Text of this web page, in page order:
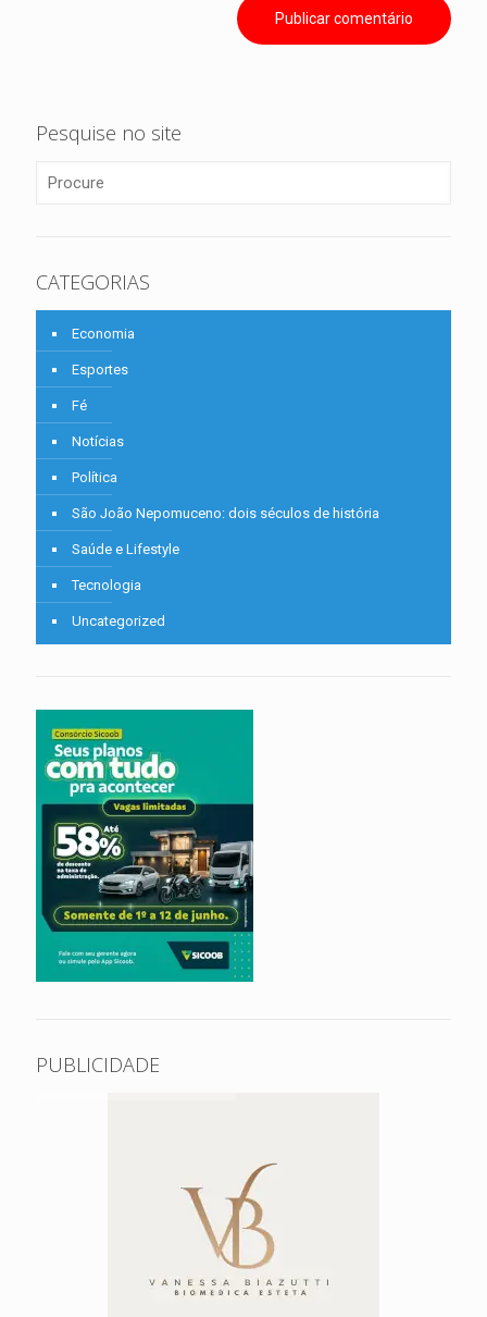
Pesquise no site
CATEGORIAS
Economia
Esportes
Fé
Notícias
Política
São João Nepomuceno: dois séculos de história
Saúde e Lifestyle
Tecnologia
Uncategorized
PUBLICIDADE